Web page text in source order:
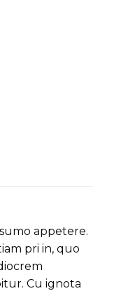
appetere.
pri in, quo
Cu ignota